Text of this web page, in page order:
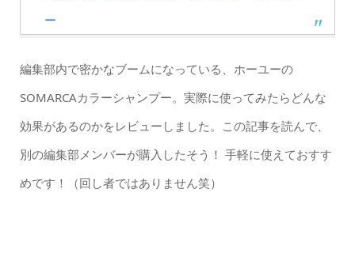
ー
編集部内で密かなブームになっている、ホーユーの
SOMARCAカラーシャンプー。実際に使ってみたらどんな
効果があるのかをレビューしました。この記事を読んで、
別の編集部メンバーが購入したそう！ 手軽に使えておすす
めです！（回し者ではありません笑）